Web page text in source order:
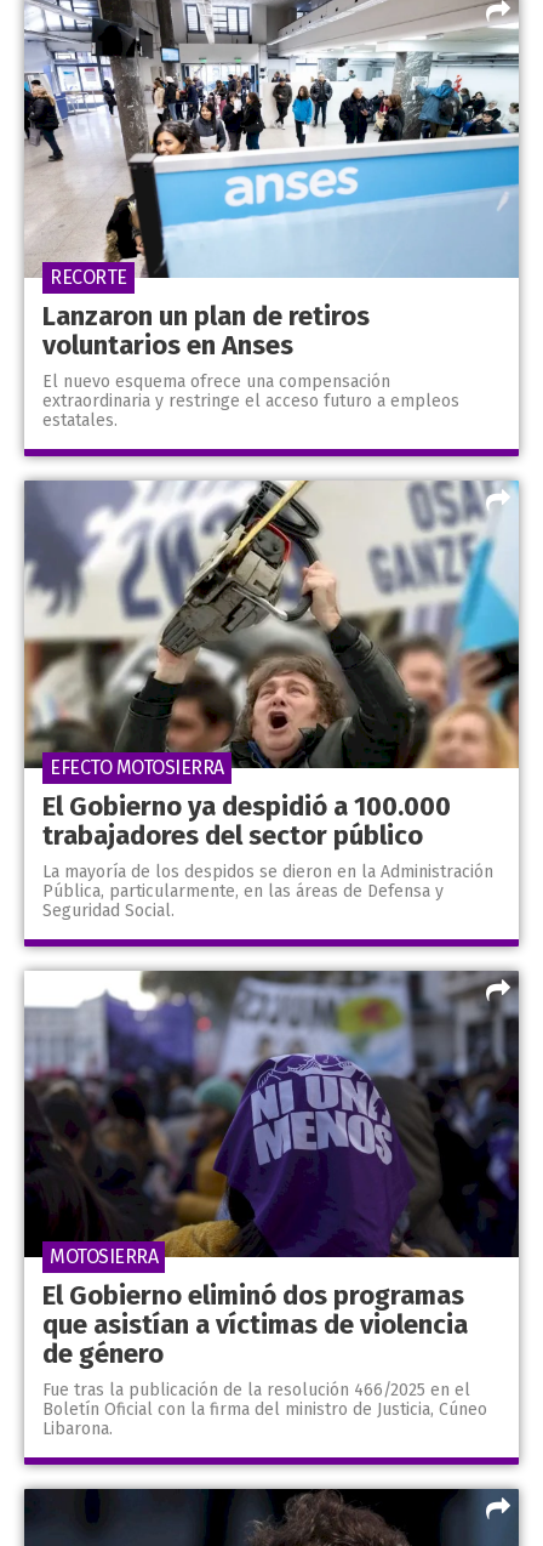
Lanzaron un plan de retiros
voluntarios en Anses
El nuevo esquema ofrece una compensación
extraordinaria y restringe el acceso futuro a empleos
estatales.
RECORTE
El Gobierno ya despidió a 100.000
trabajadores del sector público
La mayoría de los despidos se dieron en la Administración
Pública, particularmente, en las áreas de Defensa y
Seguridad Social.
EFECTO MOTOSIERRA
El Gobierno eliminó dos programas
que asistían a víctimas de violencia
de género
Fue tras la publicación de la resolución 466/2025 en el
Boletín Oficial con la firma del ministro de Justicia, Cúneo
Libarona.
MOTOSIERRA